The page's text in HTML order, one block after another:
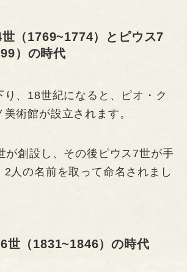
（1769~1774）とピウス7
）の時代
り、18世紀になると、ピオ・ク
術館が設立されます。
が創設し、その後ピウス7世が手
2人の名前を取って命名されまし
世（1831~1846）の時代